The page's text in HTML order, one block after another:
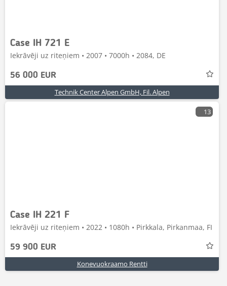
Case IH 721 E
Iekrāvēji uz riteņiem • 2007 • 7000h • 2084, DE
56 000 EUR
Technik Center Alpen GmbH, Fil. Alpen
13
Case IH 221 F
Iekrāvēji uz riteņiem • 2022 • 1080h • Pirkkala, Pirkanmaa, FI
59 900 EUR
Konevuokraamo Rentti